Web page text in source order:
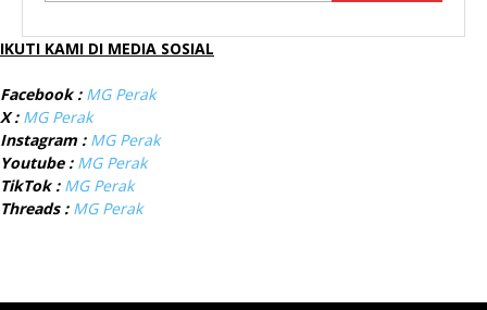
IKUTI KAMI DI MEDIA SOSIAL
Facebook : MG Perak
X : MG Perak
Instagram : MG Perak
Youtube : MG Perak
TikTok : MG Perak
Threads : MG Perak